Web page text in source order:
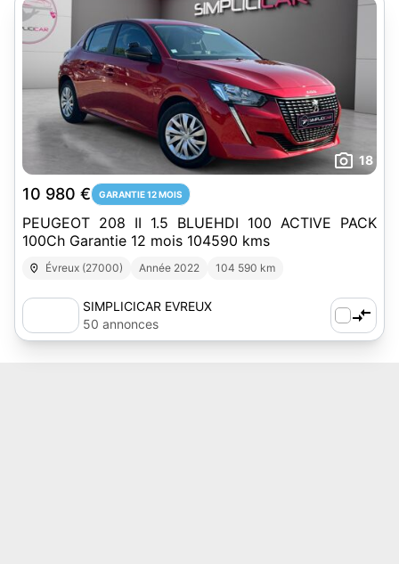
18
10 980 € GARANTIE 12 MOIS
PEUGEOT 208 II 1.5 BLUEHDI 100 ACTIVE PACK
100Ch Garantie 12 mois 104590 kms
Évreux (27000) Année 2022 104 590 km
SIMPLICICAR EVREUX
50 annonces